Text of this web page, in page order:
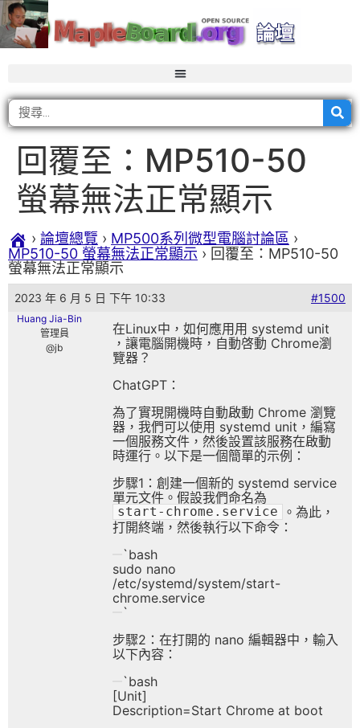
回覆至：MP510-50
螢幕無法正常顯示
› 論壇總覽 › MP500系列微型電腦討論區 ›
MP510-50 螢幕無法正常顯示 › 回覆至：MP510-50
螢幕無法正常顯示
2023 年 6 月 5 日 下午 10:33 #1500
Huang Jia-Bin
管理員
@jb
在Linux中，如何應用用 systemd unit
，讓電腦開機時，自動啓動 Chrome瀏
覽器？
ChatGPT：
為了實現開機時自動啟動 Chrome 瀏覽
器，我們可以使用 systemd unit，編寫
一個服務文件，然後設置該服務在啟動
時運行。以下是一個簡單的示例：
步驟1：創建一個新的 systemd service
單元文件。假設我們命名為
start-chrome.service
。為此，
打開終端，然後執行以下命令：
`bash
sudo nano
/etc/systemd/system/start-
chrome.service
`
步驟2：在打開的 nano 編輯器中，輸入
以下內容：
`bash
[Unit]
Description=Start Chrome at boot